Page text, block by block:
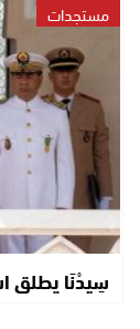
مستجدات
سِيدْنَا يطلق